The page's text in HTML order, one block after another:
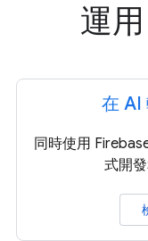
運
在 AI
同時使用
式開發